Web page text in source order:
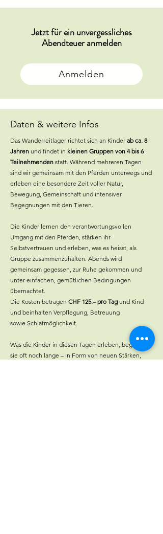
Jetzt für ein unvergessliches
Abendteuer anmelden
Anmelden
Daten & weitere Infos
Das Wanderreitlager richtet sich an Kinder ab ca. 8
Jahren und findet in kleinen Gruppen von 4 bis 6
Teilnehmenden statt. Während mehreren Tagen
sind wir gemeinsam mit den Pferden unterwegs und
erleben eine besondere Zeit voller Natur,
Bewegung, Gemeinschaft und intensiver
Begegnungen mit den Tieren.
Die Kinder lernen den verantwortungsvollen
Umgang mit den Pferden, stärken ihr
Selbstvertrauen und erleben, was es heisst, als
Gruppe zusammenzuhalten. Abends wird
gemeinsam gegessen, zur Ruhe gekommen und
unter einfachen, gemütlichen Bedingungen
übernachtet.
Die Kosten betragen CHF 125.– pro Tag und Kind
und beinhalten Verpflegung, Betreuung
sowie Schlafmöglichkeit.
Was die Kinder in diesen Tagen erleben, begleitet
sie oft noch lange – in Form von neuen Stärken,